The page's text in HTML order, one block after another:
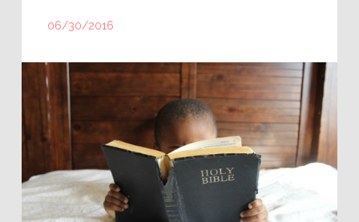
06/30/2016